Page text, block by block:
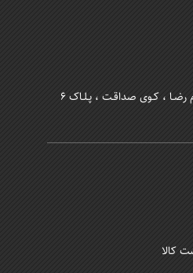
رضـا ، کـوی صداقـت ، پـلـاک 6
کالا